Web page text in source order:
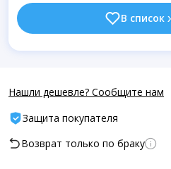
В список
Нашли дешевле? Сообщите нам
Защита покупателя
Возврат только по браку